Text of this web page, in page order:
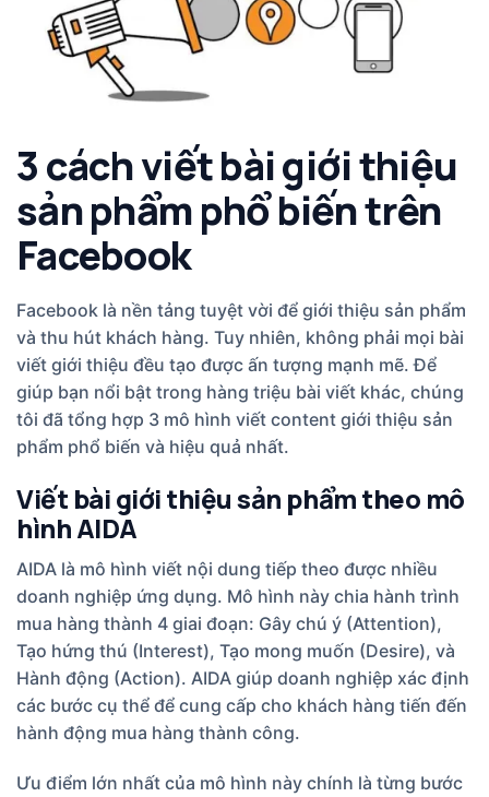
3 cách viết bài giới thiệu
sản phẩm phổ biến trên
Facebook
Facebook là nền tảng tuyệt vời để giới thiệu sản phẩm
và thu hút khách hàng. Tuy nhiên, không phải mọi bài
viết giới thiệu đều tạo được ấn tượng mạnh mẽ. Để
giúp bạn nổi bật trong hàng triệu bài viết khác, chúng
tôi đã tổng hợp 3 mô hình viết content giới thiệu sản
phẩm phổ biến và hiệu quả nhất.
Viết bài giới thiệu sản phẩm theo mô
hình AIDA
AIDA là mô hình viết nội dung tiếp theo được nhiều
doanh nghiệp ứng dụng. Mô hình này chia hành trình
mua hàng thành 4 giai đoạn: Gây chú ý (Attention),
Tạo hứng thú (Interest), Tạo mong muốn (Desire), và
Hành động (Action). AIDA giúp doanh nghiệp xác định
các bước cụ thể để cung cấp cho khách hàng tiến đến
hành động mua hàng thành công.
Ưu điểm lớn nhất của mô hình này chính là từng bước